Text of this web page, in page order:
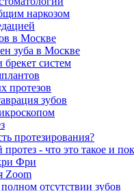
наркозом
в Москве
зуба в Москве
брекет систем
протезов
зубов
протезирования?
- что это такое и
Фри
Zoom
отсутствии зубов